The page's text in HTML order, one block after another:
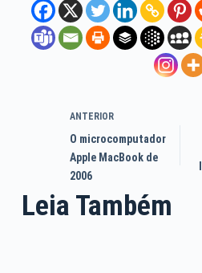
ANTERIOR
O microcomputador
Apple MacBook de
2006
Leia Também